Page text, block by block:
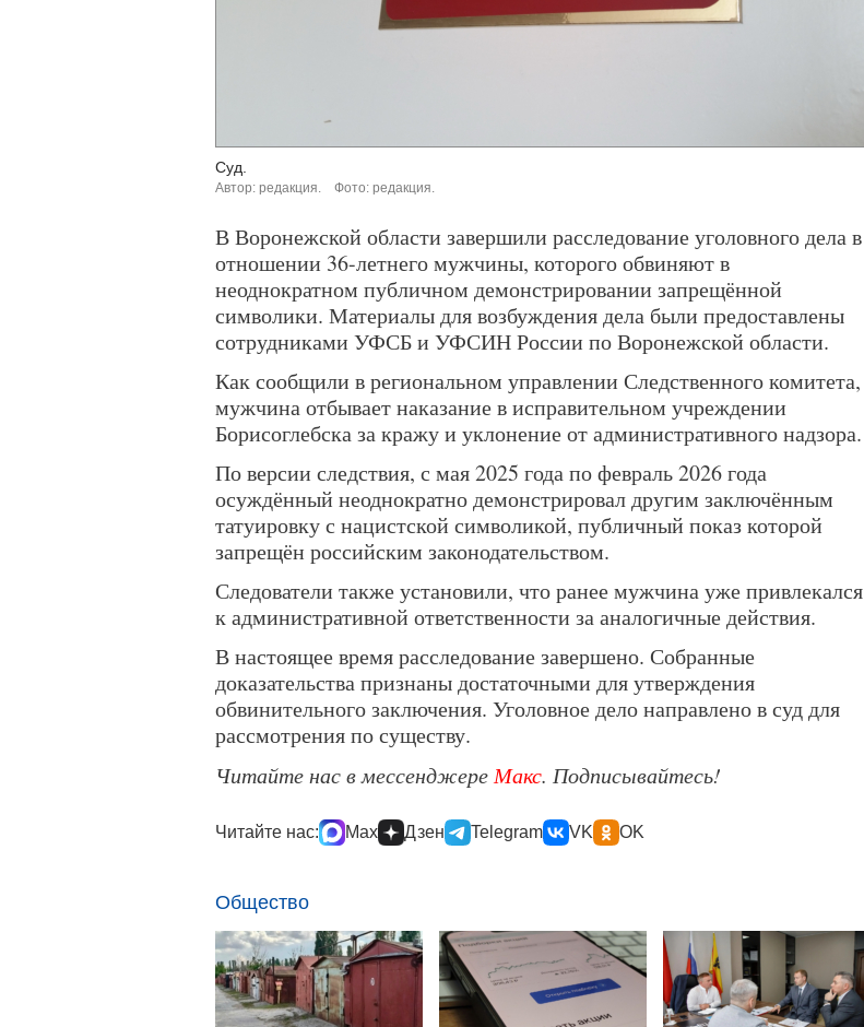
Суд.
Автор: редакция. Фото: редакция.
В Воронежской области завершили расследование уголовного дела в
отношении 36-летнего мужчины, которого обвиняют в
неоднократном публичном демонстрировании запрещённой
символики. Материалы для возбуждения дела были предоставлены
сотрудниками УФСБ и УФСИН России по Воронежской области.
Как сообщили в региональном управлении Следственного комитета,
мужчина отбывает наказание в исправительном учреждении
Борисоглебска за кражу и уклонение от административного надзора.
По версии следствия, с мая 2025 года по февраль 2026 года
осуждённый неоднократно демонстрировал другим заключённым
татуировку с нацистской символикой, публичный показ которой
запрещён российским законодательством.
Следователи также установили, что ранее мужчина уже привлекался
к административной ответственности за аналогичные действия.
В настоящее время расследование завершено. Собранные
доказательства признаны достаточными для утверждения
обвинительного заключения. Уголовное дело направлено в суд для
рассмотрения по существу.
Читайте нас в мессенджере Макс. Подписывайтесь!
Читайте нас: Max Дзен Telegram VK OK
Общество